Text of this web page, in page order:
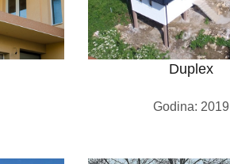
Duplex
Godina: 2019